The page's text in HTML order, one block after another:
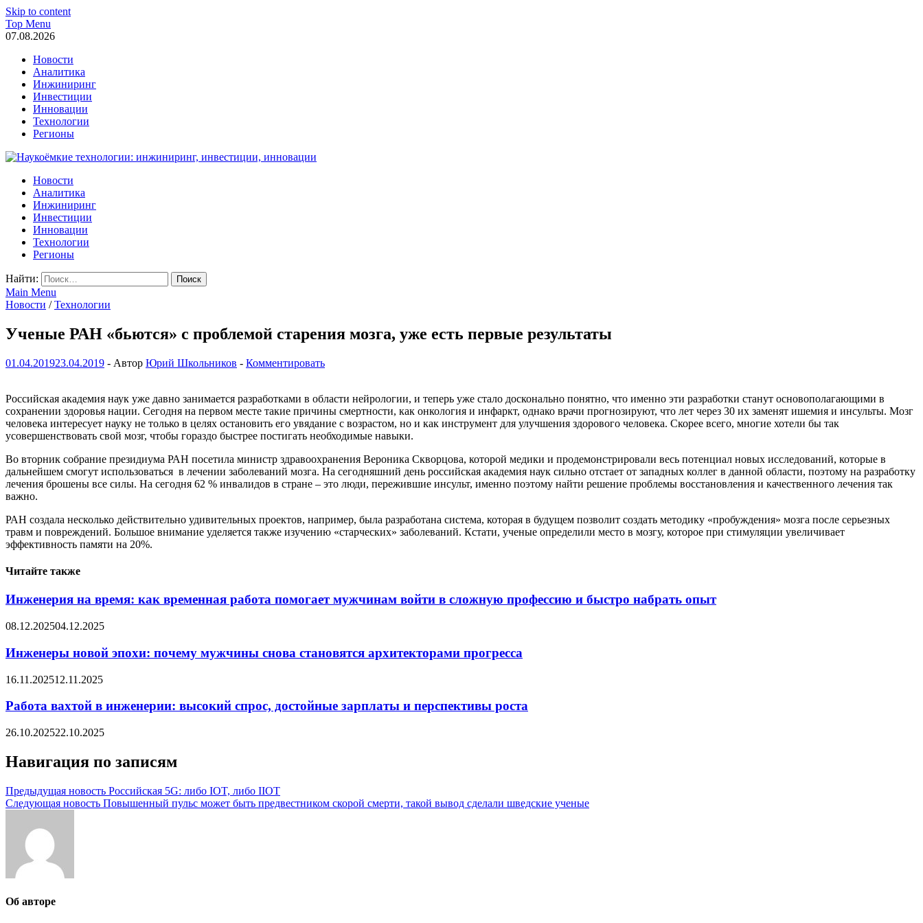
Skip to content
Top Menu
07.08.2026
Новости
Аналитика
Инжиниринг
Инвестиции
Инновации
Технологии
Регионы
Наукоёмкие технологии: инжиниринг, инвестиции, инновации
Новости
Аналитика
Инжиниринг
Инвестиции
Инновации
Технологии
Регионы
Найти:
Main Menu
Новости /Технологии
Ученые РАН «бьются» с проблемой старения мозга, уже есть первые результаты
01.04.201923.04.2019 - Автор Юрий Школьников - Комментировать
Российская академия наук уже давно занимается разработками в области нейрологии, и теперь уже стало досконально понятно, что именно эти разработки станут основополагающими в
сохранении здоровья нации. Сегодня на первом месте такие причины смертности, как онкология и инфаркт, однако врачи прогнозируют, что лет через 30 их заменят ишемия и инсульты. Мозг
человека интересует науку не только в целях остановить его увядание с возрастом, но и как инструмент для улучшения здорового человека. Скорее всего, многие хотели бы так
усовершенствовать свой мозг, чтобы гораздо быстрее постигать необходимые навыки.
Во вторник собрание президиума РАН посетила министр здравоохранения Вероника Скворцова, которой медики и продемонстрировали весь потенциал новых исследований, которые в
дальнейшем смогут использоваться в лечении заболеваний мозга. На сегодняшний день российская академия наук сильно отстает от западных коллег в данной области, поэтому на разработку
лечения брошены все силы. На сегодня 62 % инвалидов в стране – это люди, пережившие инсульт, именно поэтому найти решение проблемы восстановления и качественного лечения так
важно.
РАН создала несколько действительно удивительных проектов, например, была разработана система, которая в будущем позволит создать методику «пробуждения» мозга после серьезных
травм и повреждений. Большое внимание уделяется также изучению «старческих» заболеваний. Кстати, ученые определили место в мозгу, которое при стимуляции увеличивает
эффективность памяти на 20%.
Читайте также
Инженерия на время: как временная работа помогает мужчинам войти в сложную профессию и быстро набрать опыт
08.12.202504.12.2025
Инженеры новой эпохи: почему мужчины снова становятся архитекторами прогресса
16.11.202512.11.2025
Работа вахтой в инженерии: высокий спрос, достойные зарплаты и перспективы роста
26.10.202522.10.2025
Навигация по записям
Предыдущая новость Российская 5G: либо IOT, либо IIOT
Следующая новость Повышенный пульс может быть предвестником скорой смерти, такой вывод сделали шведские ученые
Об авторе